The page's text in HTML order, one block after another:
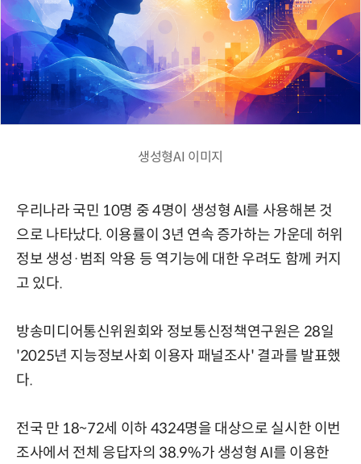
생성형AI 이미지
우리나라 국민 10명 중 4명이 생성형 AI를 사용해본 것
으로 나타났다. 이용률이 3년 연속 증가하는 가운데 허위
정보 생성·범죄 악용 등 역기능에 대한 우려도 함께 커지
고 있다.
방송미디어통신위원회와 정보통신정책연구원은 28일
'2025년 지능정보사회 이용자 패널조사' 결과를 발표했
다.
전국 만 18~72세 이하 4324명을 대상으로 실시한 이번
조사에서 전체 응답자의 38.9%가 생성형 AI를 이용한